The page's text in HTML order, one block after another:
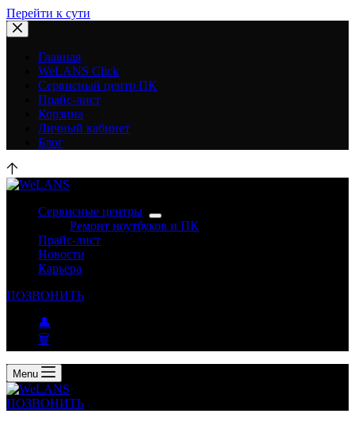
Перейти к сути
Главная
WeLANS Click
Сервисный центр ПК
Прайс-лист
Корзина
Личный кабинет
Блог
Сервисные центры
Ремонт ноутбуков и ПК
Прайс-лист
Новости
Карьера
ПОЗВОНИТЬ
👤
🗑
Menu
ПОЗВОНИТЬ